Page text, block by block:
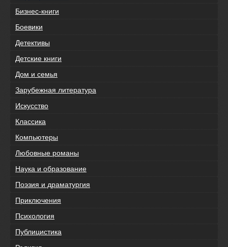
Бизнес-книги
Боевики
Детективы
Детские книги
Дом и семья
Зарубежная литература
Искусство
Классика
Компьютеры
Любовные романы
Наука и образование
Поэзия и драматургия
Приключения
Психология
Публицистика